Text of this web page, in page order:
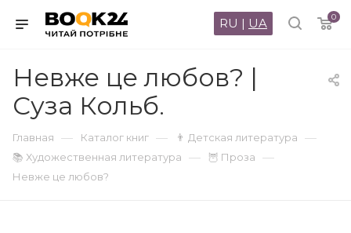
0
RU | UA
Невже це любов? |
Суза Кольб.
Главная — Каталог книг — 👨 Детская литература —
📚 Художественная литература — 🦉 Проза —
Невже це любов?